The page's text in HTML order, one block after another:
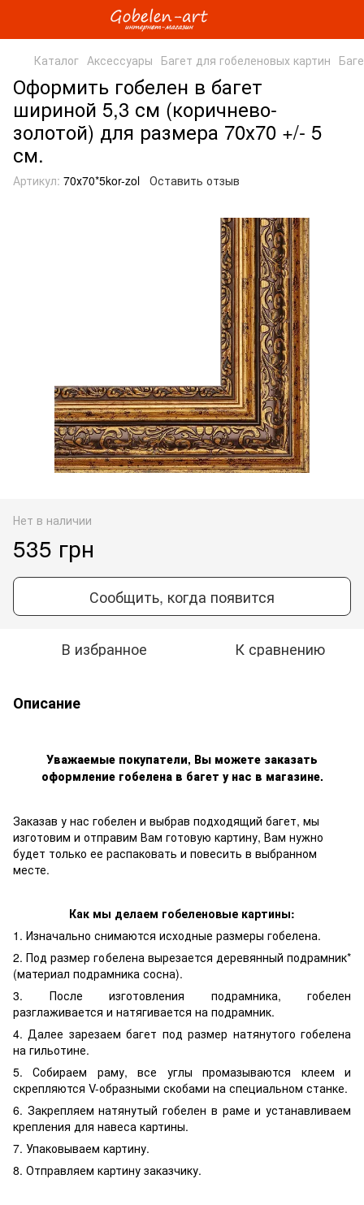
Каталог Аксессуары Багет для гобеленовых картин
Оформить гобелен в багет
шириной 5,3 см (коричнево-
золотой) для размера 70х70 +/- 5
см.
Артикул: 70х70*5kor-zol Оставить отзыв
Нет в наличии
535 грн
Сообщить, когда появится
В избранное К сравнению
Описание
Уважаемые покупатели, Вы можете заказать
оформление гобелена в багет у нас в магазине.
Заказав у нас гобелен и выбрав подходящий багет, мы
изготовим и отправим Вам готовую картину, Вам нужно
будет только ее распаковать и повесить в выбранном
месте.
Как мы делаем гобеленовые картины:
1. Изначально снимаются исходные размеры гобелена.
2. Под размер гобелена вырезается деревянный подрамник*
(материал подрамника сосна).
3. После изготовления подрамника, гобелен
разглаживается и натягивается на подрамник.
4. Далее зарезаем багет под размер натянутого гобелена
на гильотине.
5. Собираем раму, все углы промазываются клеем и
скрепляются V-образными скобами на специальном станке.
6. Закрепляем натянутый гобелен в раме и устанавливаем
крепления для навеса картины.
7. Упаковываем картину.
8. Отправляем картину заказчику.